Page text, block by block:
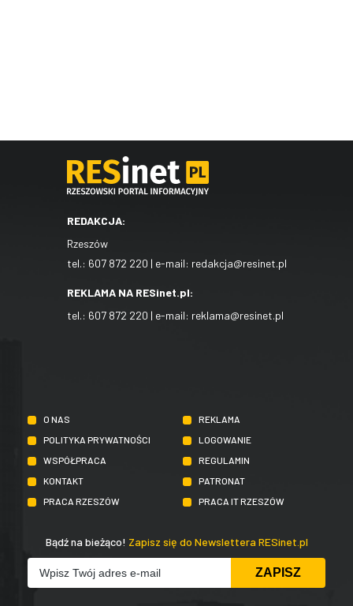
REDAKCJA:
Rzeszów
tel.: 607 872 220 | e-mail: redakcja@resinet.pl
REKLAMA NA RESinet.pl:
tel.: 607 872 220 | e-mail: reklama@resinet.pl
O NAS
REKLAMA
POLITYKA PRYWATNOŚCI
LOGOWANIE
WSPÓŁPRACA
REGULAMIN
KONTAKT
PATRONAT
PRACA RZESZÓW
PRACA IT RZESZÓW
Bądź na bieżąco! Zapisz się do Newslettera RESinet.pl